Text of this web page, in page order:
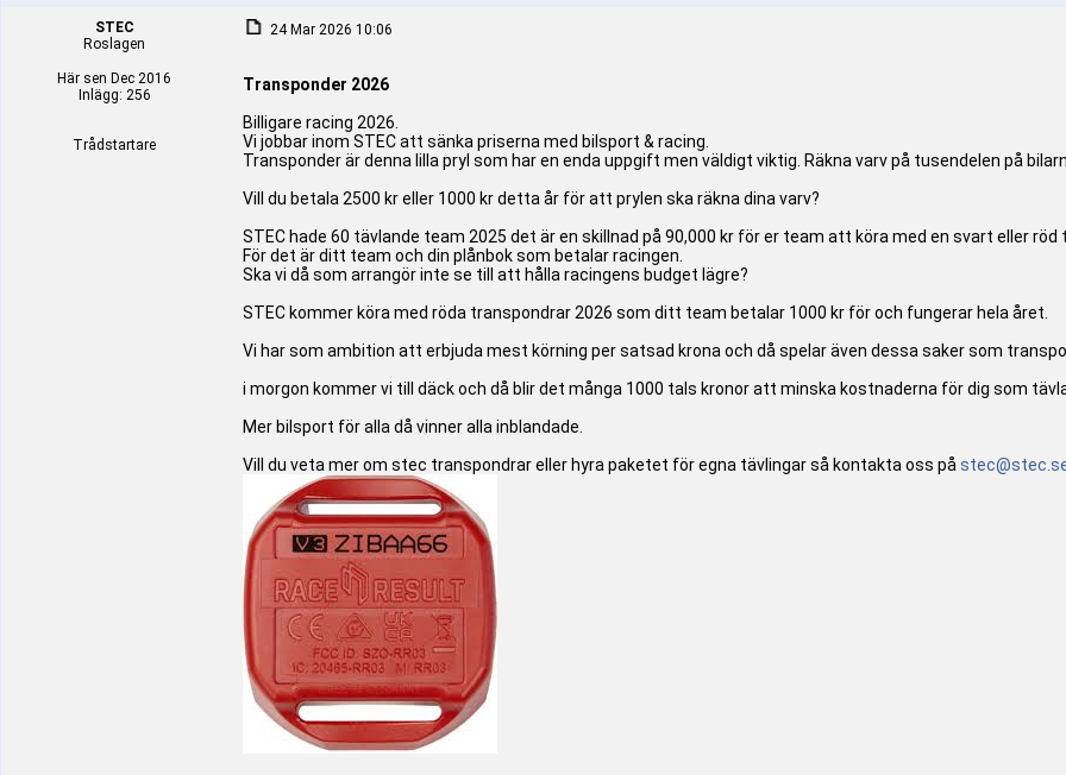
STEC
Roslagen
Här sen Dec 2016
Inlägg: 256
Trådstartare
24 Mar 2026 10:06
Transponder 2026
Billigare racing 2026.
Vi jobbar inom STEC att sänka priserna med bilsport & racing.
Transponder är denna lilla pryl som har en enda uppgift men väldigt viktig. Räkna varv på tusendelen på
Vill du betala 2500 kr eller 1000 kr detta år för att prylen ska räkna dina varv?
STEC hade 60 tävlande team 2025 det är en skillnad på 90,000 kr för er team att köra med en svart eller röd
För det är ditt team och din plånbok som betalar racingen.
Ska vi då som arrangör inte se till att hålla racingens budget lägre?
STEC kommer köra med röda transpondrar 2026 som ditt team betalar 1000 kr för och fungerar hela året.
Vi har som ambition att erbjuda mest körning per satsad krona och då spelar även dessa saker som
i morgon kommer vi till däck och då blir det många 1000 tals kronor att minska kostnaderna för dig som
Mer bilsport för alla då vinner alla inblandade.
Vill du veta mer om stec transpondrar eller hyra paketet för egna tävlingar så kontakta oss på